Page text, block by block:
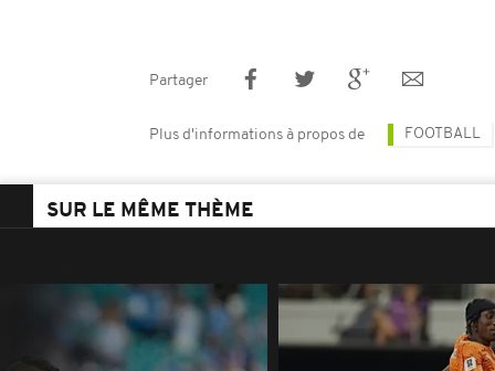
Partager
Plus d'informations à propos de FOOTBALL
SUR LE MÊME THÈME